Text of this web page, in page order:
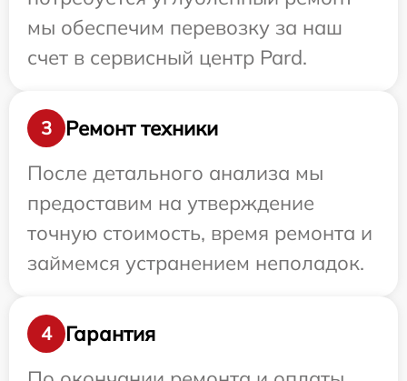
мы обеспечим перевозку за наш
счет в сервисный центр Pard.
3
Ремонт техники
После детального анализа мы
предоставим на утверждение
точную стоимость, время ремонта и
займемся устранением неполадок.
4
Гарантия